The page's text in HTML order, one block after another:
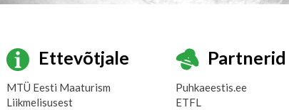
Ettevõtjale
MTÜ Eesti Maaturism
Liikmelisusest
Partnerid
Puhkaeestis.ee
ETFL